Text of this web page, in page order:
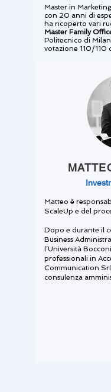
Master in
con 20 anni di
ha ricoperto vari
Master Family
Politecnico di
votazione 110/110
Matteo è
ScaleUp e del
Dopo e durante il
Business
l’Università
professionali in
Communication
consulenza